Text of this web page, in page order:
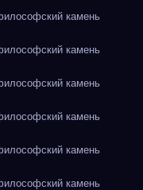
камень
камень
камень
камень
камень
камень